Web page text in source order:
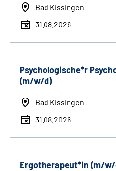
Bad Kissingen
31.08.2026
Psychologische*r
(m/w/d)
Bad Kissingen
31.08.2026
Ergotherapeut*in (m/